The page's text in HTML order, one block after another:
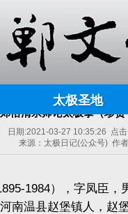
太极圣地
郑悟清宗师论太极拳（珍贵
日期:2021-03-27 10:35:26 点
来源：太极日记(公众号) 作者
1984），字凤臣，
南温县赵堡镇人，赵